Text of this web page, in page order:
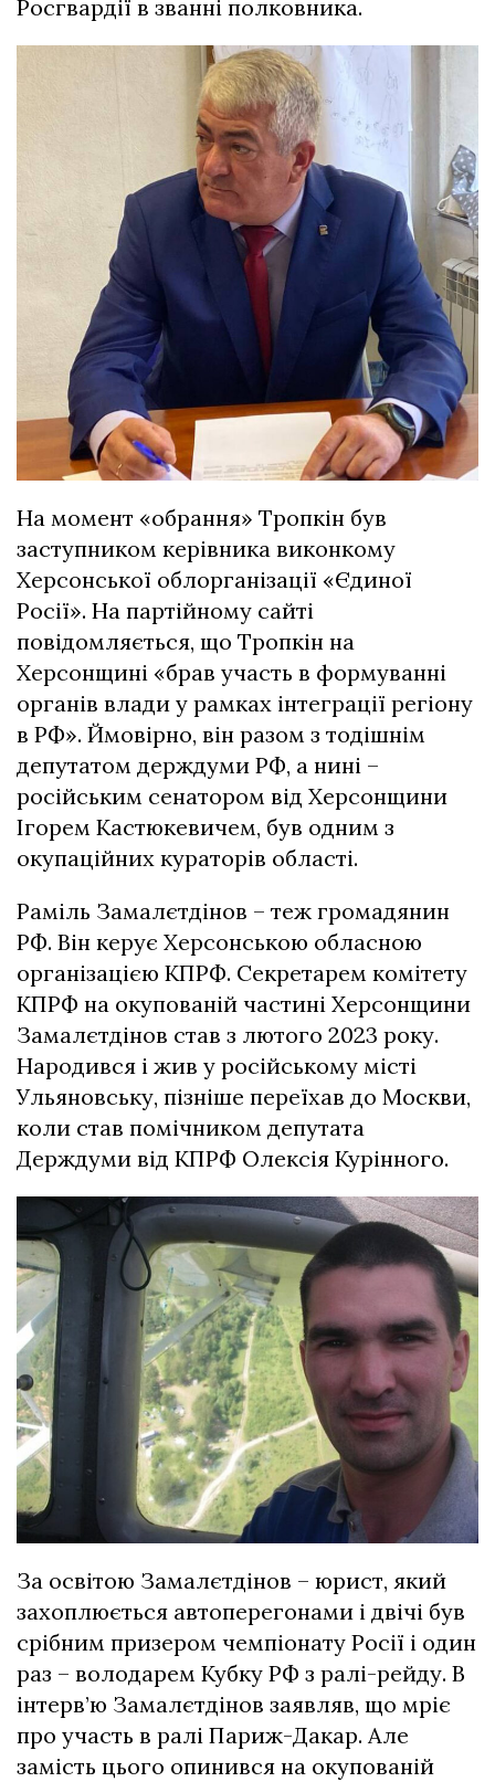
Росгвардії в званні полковника.
На момент «обрання» Тропкін був
заступником керівника виконкому
Херсонської облорганізації «Єдиної
Росії». На партійному сайті
повідомляється, що Тропкін на
Херсонщині «брав участь в формуванні
органів влади у рамках інтеграції регіону
в РФ». Ймовірно, він разом з тодішнім
депутатом держдуми РФ, а нині –
російським сенатором від Херсонщини
Ігорем Кастюкевичем, був одним з
окупаційних кураторів області.
Раміль Замалєтдінов – теж громадянин
РФ. Він керує Херсонською обласною
організацією КПРФ. Секретарем комітету
КПРФ на окупованій частині Херсонщини
Замалєтдінов став з лютого 2023 року.
Народився і жив у російському місті
Ульяновську, пізніше переїхав до Москви,
коли став помічником депутата
Держдуми від КПРФ Олексія Курінного.
За освітою Замалєтдінов – юрист, який
захоплюється автоперегонами і двічі був
срібним призером чемпіонату Росії і один
раз – володарем Кубку РФ з ралі-рейду. В
інтерв’ю Замалєтдінов заявляв, що мріє
про участь в ралі Париж-Дакар. Але
замість цього опинився на окупованій